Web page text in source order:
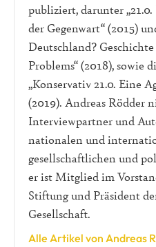
publiziert, darunter
der Gegenwart“ (2015)
Deutschland?
Problems“ (2018), sowie
„Konservativ 21.0. Eine
(2019). Andreas Rödder
Interviewpartner und
nationalen und
gesellschaftlichen und
er ist Mitglied im
Stiftung und Präsident
Gesellschaft.
Alle Artikel von Andreas